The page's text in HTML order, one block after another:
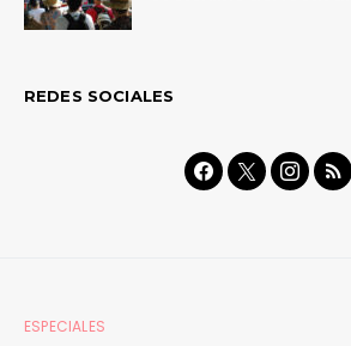
REDES SOCIALES
ESPECIALES